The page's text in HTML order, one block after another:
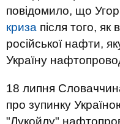
повідомило, що
криза після того,
російської нафти,
Україну
18 липня
про зупинку
"Лукойлу"